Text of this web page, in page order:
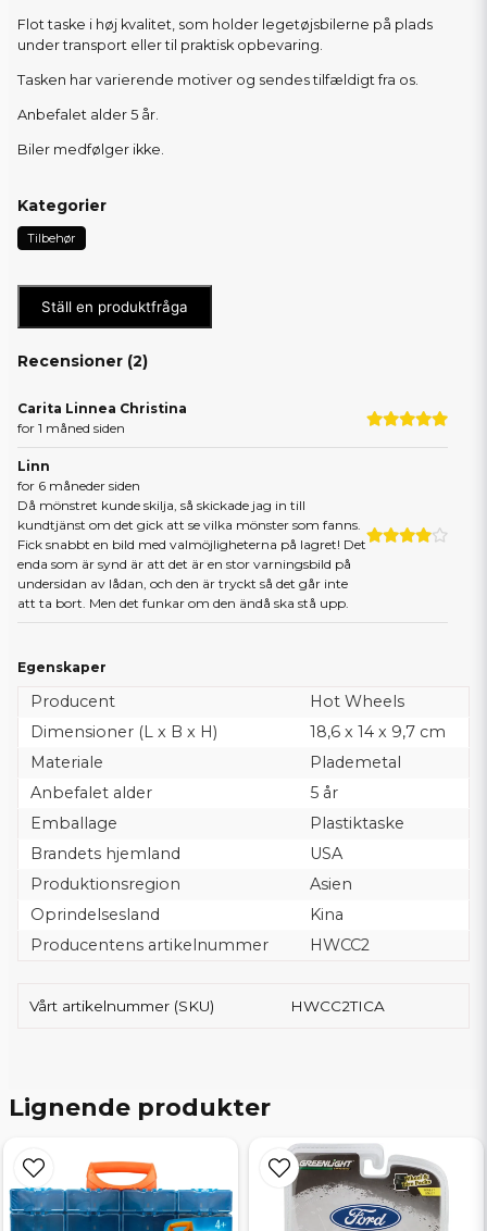
Flot taske i høj kvalitet, som holder legetøjsbilerne på plads
under transport eller til praktisk opbevaring.
Tasken har varierende motiver og sendes tilfældigt fra os.
Anbefalet alder 5 år.
Biler medfølger ikke.
Kategorier
Tilbehør
Ställ en produktfråga
Recensioner (2)
Carita Linnea Christina
for 1 måned siden
Linn
for 6 måneder siden
Då mönstret kunde skilja, så skickade jag in till
kundtjänst om det gick att se vilka mönster som fanns.
Fick snabbt en bild med valmöjligheterna på lagret! Det
enda som är synd är att det är en stor varningsbild på
undersidan av lådan, och den är tryckt så det går inte
att ta bort. Men det funkar om den ändå ska stå upp.
Egenskaper
Producent
Hot Wheels
Dimensioner (L x B x H)
18,6 x 14 x 9,7 cm
Materiale
Plademetal
Anbefalet alder
5 år
Emballage
Plastiktaske
Brandets hjemland
USA
Produktionsregion
Asien
Oprindelsesland
Kina
Producentens artikelnummer
HWCC2
Vårt artikelnummer (SKU) HWCC2TICA
Lignende produkter